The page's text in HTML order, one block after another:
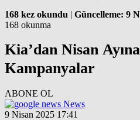
168 kez okundu | Güncelleme: 9
168 okunma
Kia’dan Nisan
Kampanyalar
ABONE OL
News
9 Nisan 2025 17:41